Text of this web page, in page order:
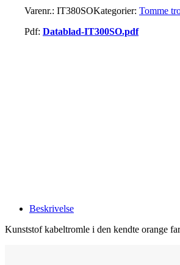
Varenr.: IT380SOKategorier: Tomme
Pdf: Datablad-IT300SO.pdf
Beskrivelse
Kunststof kabeltromle i den kendte orange